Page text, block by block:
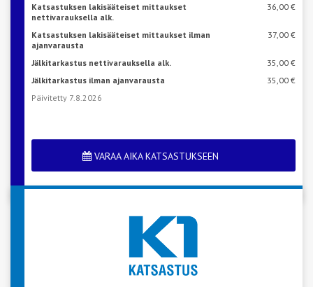
Katsastuksen lakisääteiset mittaukset
nettivarauksella alk.
36,00 €
Katsastuksen lakisääteiset mittaukset ilman
ajanvarausta
37,00 €
Jälkitarkastus nettivarauksella alk.
35,00 €
Jälkitarkastus ilman ajanvarausta
35,00 €
Päivitetty 7.8.2026
VARAA AIKA KATSASTUKSEEN